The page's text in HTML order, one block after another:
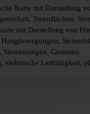
Karte mit Darstellung
Trennflächen,
mit Darstellung von
Gerinnen
elektrische Leitfähigkeit,